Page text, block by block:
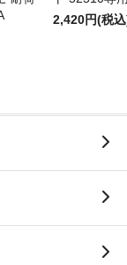
2,420円(税